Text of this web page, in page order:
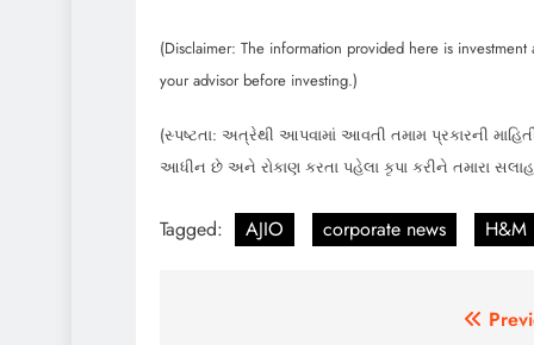
(Disclaimer: The information provided here is
your advisor before investing.)
(સ્પષ્ટતા: અત્રેથી આપવામાં આવતી તમામ પ્રકારની
આધીન છે અને રોકાણ કરતા પહેલા કૃપા કરીને તમારા
Tagged: AJIO corporate news H&M